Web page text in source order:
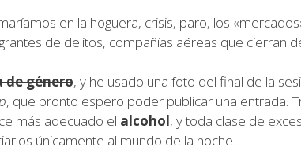
en la hoguera, crisis, paro, los
de delitos, compañías aéreas que cierran
de género, y he usado una foto del final de la
, que pronto espero poder publicar una entrada.
más adecuado el alcohol, y toda clase de
únicamente al mundo de la noche.